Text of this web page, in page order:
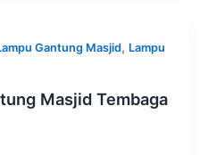
Gantung Masjid, Lampu
Masjid Tembaga